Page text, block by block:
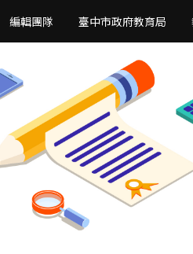
編輯團隊 臺中市政府教育局